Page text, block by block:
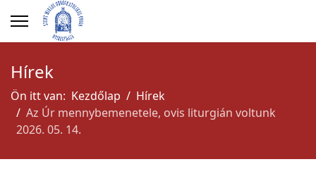
Hírek
Ön itt van: Kezdőlap
Hírek
Az Úr mennybemenetele, ovis liturgián voltunk
2026. 05. 14.